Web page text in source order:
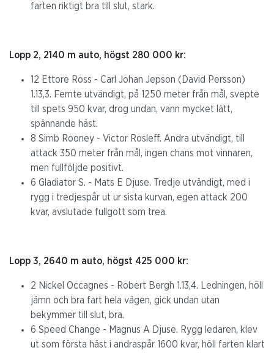
farten riktigt bra till slut, stark.
Lopp 2, 2140 m auto, högst 280 000 kr:
12 Ettore Ross - Carl Johan Jepson (David Persson)
1.13,3. Femte utvändigt, på 1250 meter från mål, svepte
till spets 950 kvar, drog undan, vann mycket lätt,
spännande häst.
8 Simb Rooney - Victor Rosleff. Andra utvändigt, till
attack 350 meter från mål, ingen chans mot vinnaren,
men fullföljde positivt.
6 Gladiator S. - Mats E Djuse. Tredje utvändigt, med i
rygg i tredjespår ut ur sista kurvan, egen attack 200
kvar, avslutade fullgott som trea.
Lopp 3, 2640 m auto, högst 425 000 kr:
2 Nickel Occagnes - Robert Bergh 1.13,4. Ledningen, höll
jämn och bra fart hela vägen, gick undan utan
bekymmer till slut, bra.
6 Speed Change - Magnus A Djuse. Rygg ledaren, klev
ut som första häst i andraspår 1600 kvar, höll farten klart